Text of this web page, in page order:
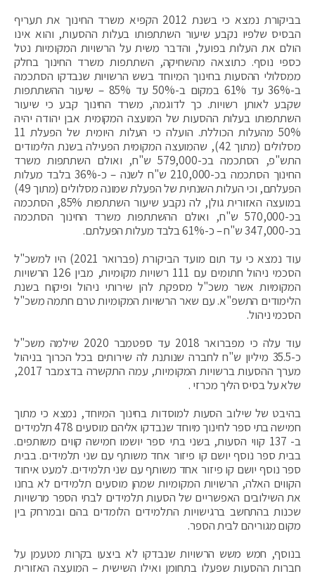
בביקורת נמצא כי בשנת 2012 הקפיא משרד החינוך את תעריף
הבסיס שלפיו נקבע שיעור השתתפותו בעלות ההסעות, והוא אינו
הולם את העלות בפועל, והדבר משית על הרשויות המקומיות נטל
כספי נוסף. כתוצאה מהשחיקה, השתתפות משרד החינוך בחלק
ממסלולי ההסעות בחינוך המיוחד בשש הרשויות שנבדקו הסתכמה
ב-36% עד 61% במקום ב-50% עד 85% – שיעור ההשתתפות
שקבע לאותן רשויות. כך לדוגמה, משרד החינוך קבע כי שיעור
השתתפותו בעלות ההסעות של המועצה המקומית אבן יהודה יהיה
50% מהעלות הכוללת. הועלה כי העלות היומית של הפעלת 11
מסלולים (מתוך 42), שהמועצה המקומית הפעילה בשנת הלימודים
התש"פ, הסתכמה בכ-579,000 ש"ח, ואולם השתתפות משרד
החינוך הסתכמה בכ-210,000 ש"ח לשנה – כ-36% בלבד מעלות
הפעלתם, וכי העלות השנתית של הפעלת שמונה מסלולים (מתוך 49)
במועצה האזורית גולן, לה נקבע שיעור השתתפות 85%, הסתכמה
בכ-570,000 ש"ח, ואולם ההשתתפות משרד החינוך הסתכמה
בכ-347,000 ש"ח – כ-61% בלבד מעלות הפעלתם.
עוד נמצא כי עד תום מועד הביקורת (פברואר 2021) היו למשכ"ל
הסכמי ניהול חתומים עם 111 רשויות מקומיות, מבין 126 הרשויות
המקומיות אשר משכ"ל מספקת להן שירותי ניהול ופיקוח בשנת
הלימודים התשפ"א. עם שאר הרשויות המקומיות טרם חתמה משכ"ל
הסכמי ניהול.
עוד עלה כי מפברואר 2018 עד ספטמבר 2020 שילמה משכ"ל
כ-35.5 מיליון ש"ח לחברה שנותנת לה שירותים בכל הכרוך בניהול
מערך ההסעות ברשויות המקומיות, עמה התקשרה בדצמבר 2017,
שלא על בסיס הליך מכרזי .
בהיבט של שילוב הסעות למוסדות בחינוך המיוחד, נמצא כי מתוך
חמישה בתי ספר לחינוך מיוחד שנבדקו אליהם מוסעים 478 תלמידים
ב- 137 קווי הסעות, בשני בתי ספר יושמו חמישה קווים משותפים.
בבית ספר נוסף יושם קו פיזור אחד משותף עם שני תלמידים. בבית
ספר נוסף יושם קו פיזור אחד משותף עם שני תלמידים. למעט איחוד
הקווים האלה, הרשויות המקומיות שמהן מוסעים תלמידים לא בחנו
את השילובים האפשריים של הסעות תלמידים לבתי הספר מרשויות
שכנות בהתחשב ברגישויות התלמידים הלומדים בהם ובמרחק בין
מקום מגוריהם לבית הספר.
בנוסף, חמש משש הרשויות שנבדקו לא ביצעו בקרות מטעמן על
חברות ההסעות שפעלו בתחומן ואילו השישית – המועצה האזורית